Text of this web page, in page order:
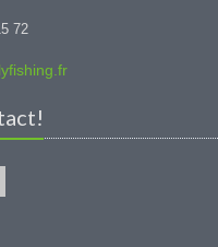
72